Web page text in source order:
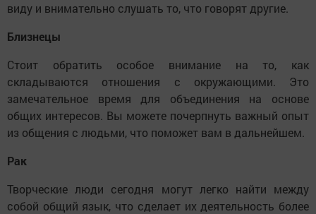
виду и внимательно слушать то, что говорят другие.
Близнецы
Стоит обратить особое внимание на то, как
складываются отношения с окружающими. Это
замечательное время для объединения на основе
общих интересов. Вы можете почерпнуть важный опыт
из общения с людьми, что поможет вам в дальнейшем.
Рак
Творческие люди сегодня могут легко найти между
собой общий язык, что сделает их деятельность более